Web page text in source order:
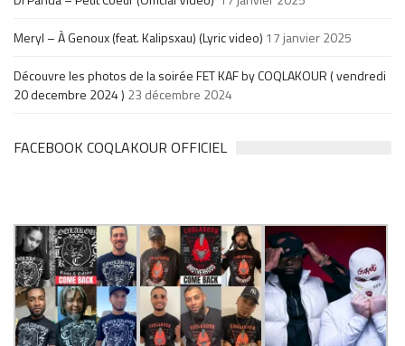
Meryl – À Genoux (feat. Kalipsxau) (Lyric video) 17 janvier 2025
Découvre les photos de la soirée FET KAF by COQLAKOUR ( vendredi
20 decembre 2024 ) 23 décembre 2024
FACEBOOK COQLAKOUR OFFICIEL